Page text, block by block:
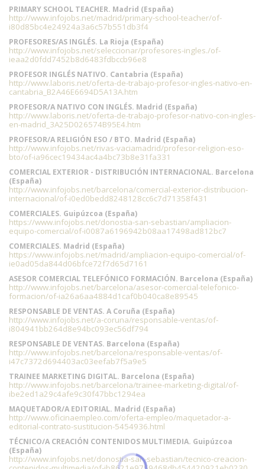
PRIMARY SCHOOL TEACHER. Madrid (España)
http://www.infojobs.net/madrid/primary-school-teacher/of-
i80d85bc4e24924a3a6c57b551db3f4
PROFESORES/AS INGLÉS. La Rioja (España)
http://www.infojobs.net/seleccionar/profesores-ingles./of-
ieaa2d0fdd7452b8d6483fdbccb96e8
PROFESOR INGLÉS NATIVO. Cantabria (España)
http://www.laboris.net/oferta-de-trabajo-profesor-ingles-nativo-en-
cantabria_B2A46E6694D5A13A.htm
PROFESOR/A NATIVO CON INGLÉS. Madrid (España)
http://www.laboris.net/oferta-de-trabajo-profesor-nativo-con-ingles-
en-madrid_3A25D026574B95E4.htm
PROFESOR/A RELIGIÓN ESO / BTO. Madrid (España)
http://www.infojobs.net/rivas-vaciamadrid/profesor-religion-eso-
bto/of-ia96cec19434ac4a4bc73b8e31fa331
COMERCIAL EXTERIOR - DISTRIBUCIÓN INTERNACIONAL. Barcelona
(España)
http://www.infojobs.net/barcelona/comercial-exterior-distribucion-
internacional/of-i0ed0bedd8248128cc6c7d71358f431
COMERCIALES. Guipúzcoa (España)
https://www.infojobs.net/donostia-san-sebastian/ampliacion-
equipo-comercial/of-i0087a6196942b08aa17498ad812bc7
COMERCIALES. Madrid (España)
https://www.infojobs.net/madrid/ampliacion-equipo-comercial/of-
ie0ad05da844d06bfce72f7d65d7161
ASESOR COMERCIAL TELEFÓNICO FORMACIÓN. Barcelona (España)
http://www.infojobs.net/barcelona/asesor-comercial-telefonico-
formacion/of-ia26a6aa4884d1caf0b040ca8e89545
RESPONSABLE DE VENTAS. A Coruña (España)
http://www.infojobs.net/a-coruna/responsable-ventas/of-
i804941bb264d8e94bc093ec56df794
RESPONSABLE DE VENTAS. Barcelona (España)
http://www.infojobs.net/barcelona/responsable-ventas/of-
i47c7372d694403ac03eefab7f5a9e5
TRAINEE MARKETING DIGITAL. Barcelona (España)
http://www.infojobs.net/barcelona/trainee-marketing-digital/of-
ibe2ed1a29c4afe9c30f47bbc1294ea
MAQUETADOR/A EDITORIAL. Madrid (España)
http://www.oficinaempleo.com/oferta-empleo/maquetador-a-
editorial-contrato-sustitucion-5454936.html
TÉCNICO/A CREACIÓN CONTENIDOS MULTIMEDIA. Guipúzcoa
(España)
http://www.infojobs.net/donostia-san-sebastian/tecnico-creacion-